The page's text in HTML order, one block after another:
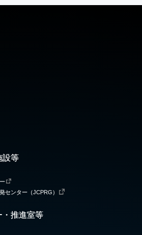
設等
センター（JCPRG）
・推進室等